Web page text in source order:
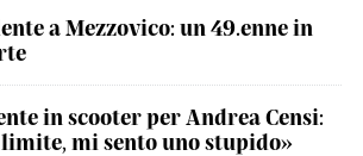
a Mezzovico: un 49.enne in
in scooter per Andrea Censi:
mi sento uno stupido»